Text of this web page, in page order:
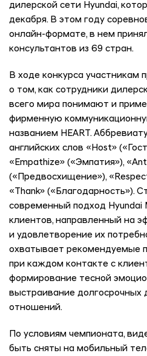
дилерской сети Hyundai,
декабря. В этом году
онлайн-формате, в нем
консультантов из 69 стран.
В ходе конкурса участникам
о том, как сотрудники
всего мира понимают и
фирменную
названием HEART.
английских слов «Host»
«Empathize» («Эмпатия»),
(«Предвосхищение»),
«Thank» («Благодарность»).
современный подход
клиентов, направленный на
и удовлетворение их
охватывает рекомендуемые
при каждом контакте с
формирование тесной
выстраивание долгосрочных
отношений.
По условиям чемпионата,
быть сняты на мобильный